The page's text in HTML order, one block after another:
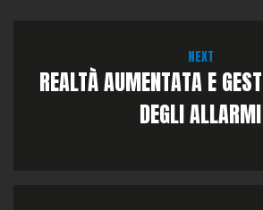
NEXT
REALTÀ AUMENTATA E
DEGLI ALLARMI